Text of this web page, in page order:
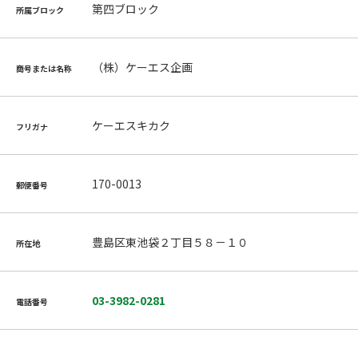
所属ブロック 第四ブロック
商号または名称 （株）ケーエス企画
フリガナ ケーエスキカク
郵便番号 170-0013
所在地 豊島区東池袋２丁目５８－１０
電話番号 03-3982-0281